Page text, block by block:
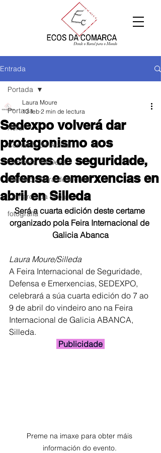
Entrada
Portada
Xeral
Comarca de Arzúa
Comarca de Deza
Comarca Terra de Melide
Comarca da Ulloa
fotografía
Portada
Sedexpo volverá dar
protagonismo aos
sectores de seguridade,
defensa e emerxencias en
abril en Silleda
Laura Moure
13 feb 2 min de lectura
Será a cuarta edición deste certame
organizado pola Feira Internacional de
Galicia Abanca
Laura Moure/Silleda
A Feira Internacional de Seguridade,
Defensa e Emerxencias, SEDEXPO,
celebrará a súa cuarta edición do 7 ao
9 de abril do vindeiro ano na Feira
Internacional de Galicia ABANCA,
Silleda.
Publicidade
Preme na imaxe para obter máis
información do evento.